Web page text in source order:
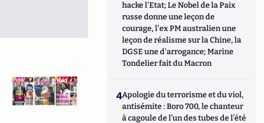
hacke l'Etat; Le Nobel de la Paix
russe donne une leçon de
courage, l'ex PM australien une
leçon de réalisme sur la Chine, la
DGSE une d'arrogance; Marine
Tondelier fait du Macron
4Apologie du terrorisme et du viol,
antisémite : Boro 700, le chanteur
à cagoule de l’un des tubes de l’été